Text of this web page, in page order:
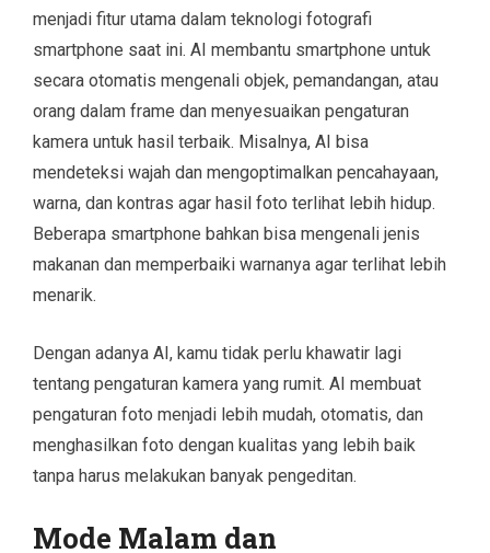
menjadi fitur utama dalam teknologi fotografi
smartphone saat ini. AI membantu smartphone untuk
secara otomatis mengenali objek, pemandangan, atau
orang dalam frame dan menyesuaikan pengaturan
kamera untuk hasil terbaik. Misalnya, AI bisa
mendeteksi wajah dan mengoptimalkan pencahayaan,
warna, dan kontras agar hasil foto terlihat lebih hidup.
Beberapa smartphone bahkan bisa mengenali jenis
makanan dan memperbaiki warnanya agar terlihat lebih
menarik.
Dengan adanya AI, kamu tidak perlu khawatir lagi
tentang pengaturan kamera yang rumit. AI membuat
pengaturan foto menjadi lebih mudah, otomatis, dan
menghasilkan foto dengan kualitas yang lebih baik
tanpa harus melakukan banyak pengeditan.
Mode Malam dan